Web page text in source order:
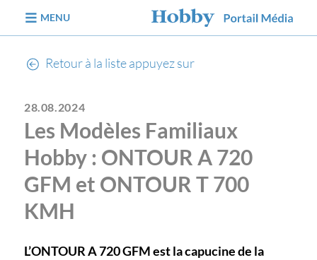
MENU
Retour à la liste appuyez sur
28.08.2024
Les Modèles Familiaux
Hobby : ONTOUR A 720
GFM et ONTOUR T 700
KMH
L’ONTOUR A 720 GFM est la capucine de la